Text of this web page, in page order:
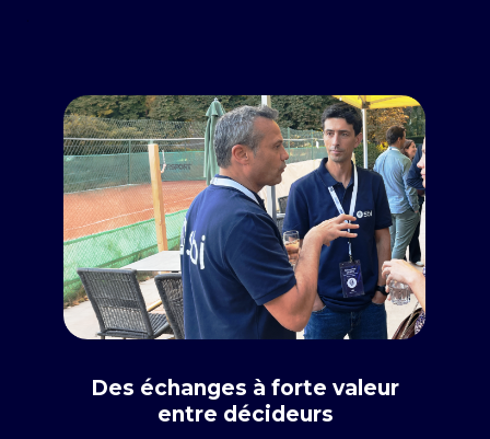
Des échanges à forte valeur
entre décideurs